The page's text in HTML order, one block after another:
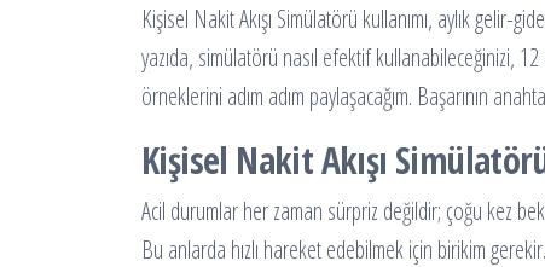
Kişisel Nakit Akışı Simülatörü kullanımı, aylık
yazıda, simülatörü nasıl efektif kullanabileceğinizi, 12
örneklerini adım adım paylaşacağım. Başarının
Kişisel Nakit Akışı
Acil durumlar her zaman sürpriz değildir; çoğu kez
Bu anlarda hızlı hareket edebilmek için birikim gerekir.